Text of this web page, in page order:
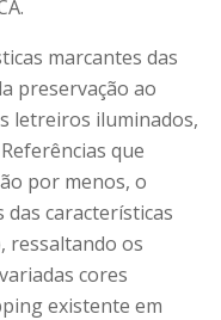
marcantes das
preservação ao
letreiros iluminados,
que
por menos, o
características
ressaltando os
cores
existente em